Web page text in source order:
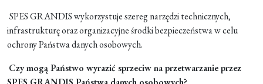
SPES GRANDIS wykorzystuje szereg narzędzi technicznych,
infrastrukturę oraz organizacyjne środki bezpieczeństwa w celu
ochrony Państwa danych osobowych.
Czy mogą Państwo wyrazić sprzeciw na przetwarzanie przez